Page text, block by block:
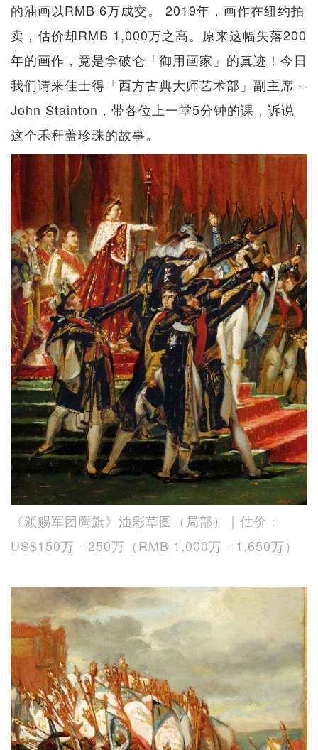
的油画以RMB 6万成交。 2019年，画作在纽约拍
卖，估价却RMB 1,000万之高。原来这幅失落200
年的画作，竟是拿破仑「御用画家」的真迹！今日
我们请来佳士得「西方古典大师艺术部」副主席 -
John Stainton，带各位上一堂5分钟的课，诉说
这个禾秆盖珍珠的故事。
《颁赐军团鹰旗》油彩草图（局部）｜估价：
US$150万 - 250万（RMB 1,000万 - 1,650万）